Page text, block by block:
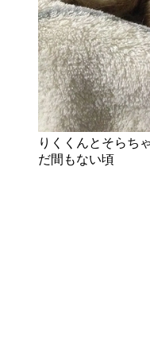
りくくんとそらち
だ間もない頃